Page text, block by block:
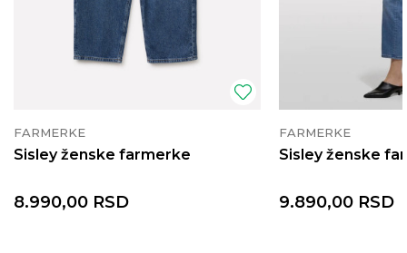
FARMERKE
Sisley ženske farmerke
8.990,00 RSD
FARMERKE
Sisley ženske
9.890,00 RSD